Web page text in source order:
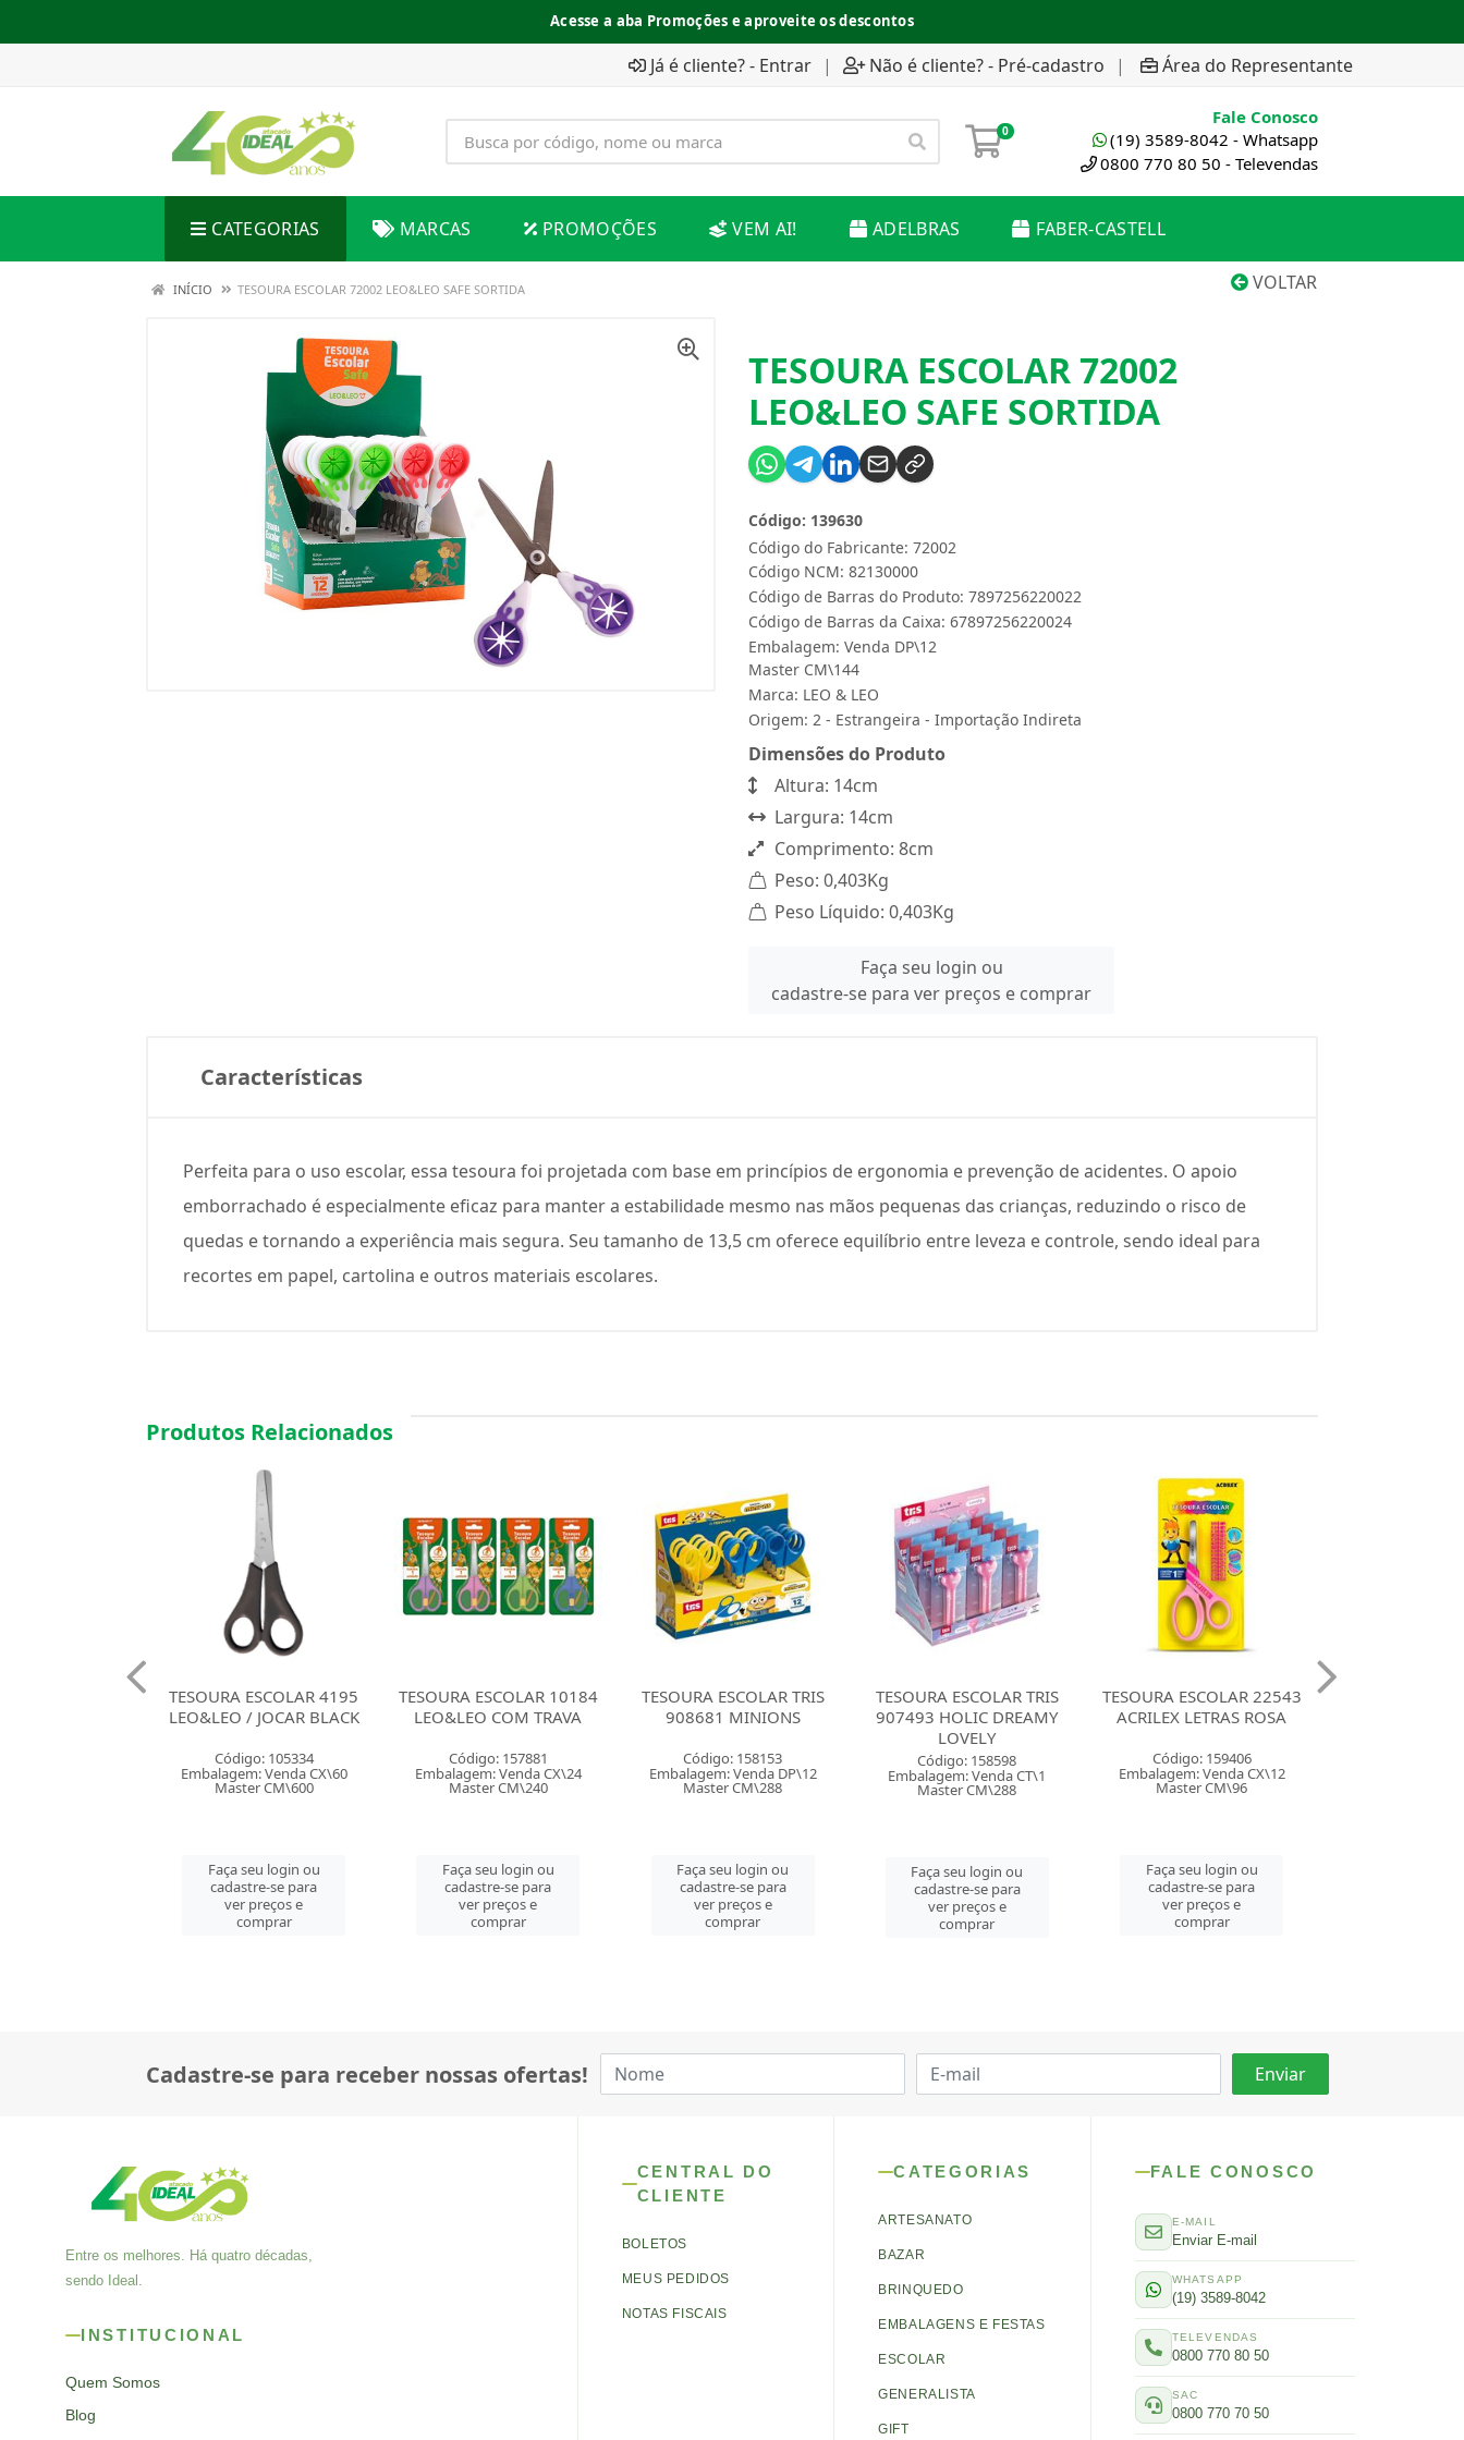
Acesse a aba Promoções e aproveite os descontos
Já é cliente? - Entrar | Não é cliente? - Pré-cadastro | Área do Representante
0
Fale Conosco
(19) 3589-8042 - Whatsapp
0800 770 80 50 - Televendas
CATEGORIAS MARCAS PROMOÇÕES VEM AI! ADELBRAS FABER-CASTELL
VOLTAR
INÍCIO TESOURA ESCOLAR 72002 LEO&LEO SAFE SORTIDA
TESOURA ESCOLAR 72002
LEO&LEO SAFE SORTIDA
Código do Fabricante: 72002
Código: 139630
Código NCM: 82130000
Código de Barras do Produto: 7897256220022
Código de Barras da Caixa: 67897256220024
Embalagem: Venda DP\12
Master CM\144
Marca: LEO & LEO
Origem: 2 - Estrangeira - Importação Indireta
Dimensões do Produto
Altura: 14cm
Largura: 14cm
Comprimento: 8cm
Peso: 0,403Kg
Peso Líquido: 0,403Kg
Faça seu login ou
cadastre-se para ver preços e comprar
Características
Perfeita para o uso escolar, essa tesoura foi projetada com base em princípios de ergonomia e prevenção de acidentes. O apoio
emborrachado é especialmente eficaz para manter a estabilidade mesmo nas mãos pequenas das crianças, reduzindo o risco de
quedas e tornando a experiência mais segura. Seu tamanho de 13,5 cm oferece equilíbrio entre leveza e controle, sendo ideal para
recortes em papel, cartolina e outros materiais escolares.
Produtos Relacionados
TESOURA ESCOLAR 10184
LEO&LEO COM TRAVA
Código: 157881
Embalagem: Venda CX\24
Master CM\240
Faça seu login ou
cadastre-se para
ver preços e
comprar
TESOURA ESCOLAR TRIS
908681 MINIONS
Código: 158153
Embalagem: Venda DP\12
Master CM\288
Faça seu login ou
cadastre-se para
ver preços e
comprar
TESOURA ESCOLAR TRIS
907493 HOLIC DREAMY
Código: 158598
Embalagem: Venda CT\1
Master CM\288
Faça seu login ou
cadastre-se para
ver preços e
comprar
TESOURA ESCOLAR 22543
ACRILEX LETRAS ROSA
Código: 159406
Embalagem: Venda CX\12
Master CM\96
Faça seu login ou
cadastre-se para
ver preços e
comprar
TESOURA ESCOLAR 22543
ACRILEX LETRAS AZUL
Código: 159408
Embalagem: Venda CX\12
Master CM\96
Faça seu login ou
cadastre-se para
ver preços e
comprar
Cadastre-se para receber nossas ofertas!
Entre os melhores. Há quatro décadas,
sendo Ideal.
INSTITUCIONAL
Quem Somos
Blog
CENTRAL DO
CLIENTE
BOLETOS
MEUS PEDIDOS
NOTAS FISCAIS
CATEGORIAS
ARTESANATO
BAZAR
BRINQUEDO
EMBALAGENS E FESTAS
ESCOLAR
GENERALISTA
GIFT
FALE CONOSCO
E-MAIL
Enviar E-mail
WHATSAPP
(19) 3589-8042
TELEVENDAS
0800 770 80 50
SAC
0800 770 70 50